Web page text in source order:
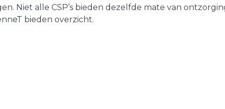
Niet alle CSP’s bieden dezelfde mate van
bieden overzicht.